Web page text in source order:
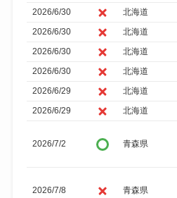
2026/6/30 北海道
2026/6/30
北海道
2026/6/30
北海道
2026/6/30
北海道
2026/6/29
北海道
2026/6/29
北海道
2026/7/2 青森県
2026/7/8 青森県